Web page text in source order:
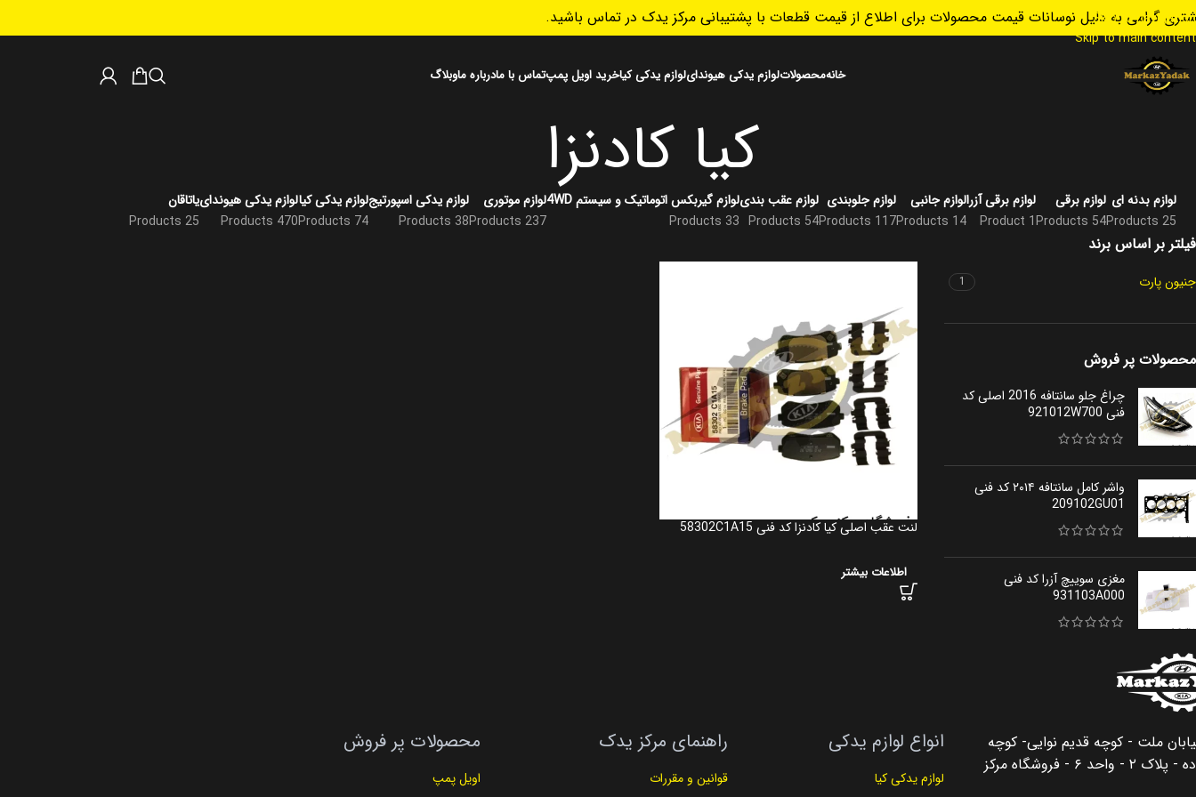
Skip to navigation
Skip to main content
گرامی به دلیل نوسانات قیمت محصولات برای اطلاع از قیمت قطعات با پشتیبانی مرکز یدک در تماس باشید.
خانهمحصولاتلوازم یدکی هیوندایلوازم یدکی کیاخرید اویل پمپتماس با مادرباره ماوبلاگ
کیا کادنزا
لوازم بدنه ای
25 Products
لوازم برقی
54 Products
لوازم برقی آزرا
1 Product
لوازم جانبی
14 Products
لوازم جلوبندی
117 Products
لوازم عقب بندی
54 Products
لوازم گیربکس اتوماتیک و سیستم 4WD
33 Products
لوازم موتوری
237 Products
لوازم یدکی اسپورتیج
38 Products
لوازم یدکی کیا
74 Products
لوازم یدکی هیوندای
470 Products
یاتاقان
25 Products
فیلتر بر اساس برند
جنیون پارت 1
محصولات پر فروش
چراغ جلو سانتافه 2016 اصلی کد
فنی 921012W700
واشر کامل سانتافه ۲۰۱۴ کد فنی
209102GU01
مغزی سوییچ آزرا کد فنی
931103A000
لنت عقب اصلی کیا کادنزا کد فنی 58302C1A15
اطلاعات بیشتر
ملت - کوچه قدیم نوایی- کوچه
سلیمان زاده - پلاک ۲ - واحد ۶ - فروشگاه مرکز
انواع لوازم یدکی
لوازم یدکی کیا
راهنمای مرکز یدک
قوانین و مقررات
محصولات پر فروش
اویل پمپ